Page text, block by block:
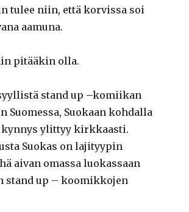
tulee niin, että korvissa soi
aamuna.
pitääkin olla.
stand up –komiikan
Suomessa, Suokaan kohdalla
kynnys ylittyy kirkkaasti.
Suokas on lajityypin
aivan omassa luokassaan
stand up – koomikkojen